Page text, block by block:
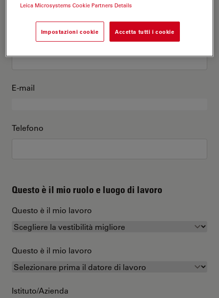
Cognome
E-mail
Telefono
Questo è il mio ruolo e luogo di lavoro
Questo è il mio lavoro
Questo è il mio lavoro
Istituto/Azienda
Leica Microsystems Cookie Partners Details
Impostazioni cookie Accetta tutti i cookie